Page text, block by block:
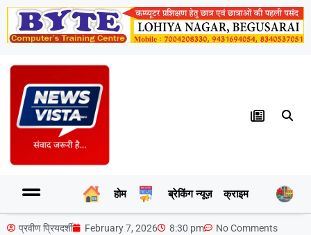
होम ब्रेकिंग न्यूज़ क्राइम
प्रवीण प्रियदर्शी February 7, 2026 8:30 pm No Comments